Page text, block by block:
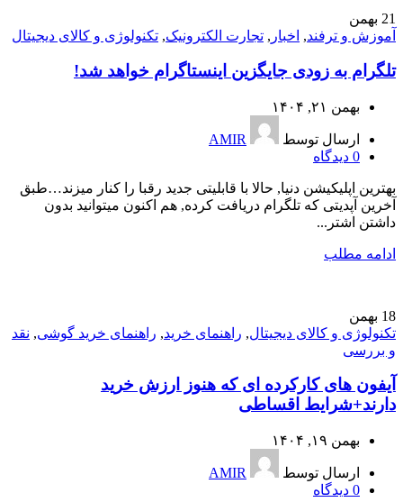
21 بهمن
آموزش و ترفند, اخبار , تجارت الکترونیک, تکنولوژی و کالای دیجیتال
تلگرام به زودی جایگزین اینستاگرام خواهد شد!
بهمن ۲۱, ۱۴۰۴
ارسال توسط
AMIR
0 دیدگاه
بهترین اپلیکیشن دنیا, حالا با قابلیتی جدید رقبا را کنار میزند…طبق
آخرین آپدیتی که تلگرام دریافت کرده, هم اکنون میتوانید بدون
داشتن اشتر...
ادامه مطلب
18 بهمن
تکنولوژی و کالای دیجیتال, راهنمای خرید, راهنمای خرید گوشی, نقد
و بررسی
آیفون های کارکرده ای که هنوز ارزش خرید
دارند+شرایط اقساطی
بهمن ۱۹, ۱۴۰۴
ارسال توسط
AMIR
0 دیدگاه